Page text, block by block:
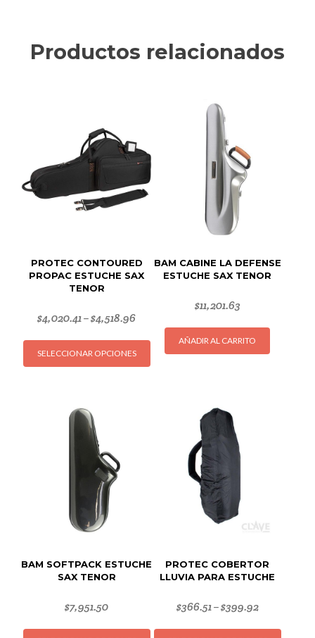
Productos relacionados
PROTEC CONTOURED
PROPAC ESTUCHE SAX
TENOR
$4,020.41–$4,518.96
SELECCIONAR OPCIONES
Este
producto
de
producto
BAM CABINE LA DEFENSE
ESTUCHE SAX TENOR
$11,201.63
AÑADIR AL CARRITO
BAM SOFTPACK ESTUCHE
SAX TENOR
$7,951.50
Este
PROTEC COBERTOR
LLUVIA PARA ESTUCHE
$366.51–$399.92
Este